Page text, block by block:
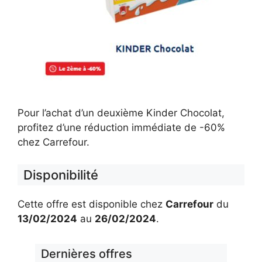
Pour l’achat d’un deuxième Kinder Chocolat,
profitez d’une réduction immédiate de -60%
chez Carrefour.
Disponibilité
Cette offre est disponible chez Carrefour du
13/02/2024 au 26/02/2024.
Dernières offres